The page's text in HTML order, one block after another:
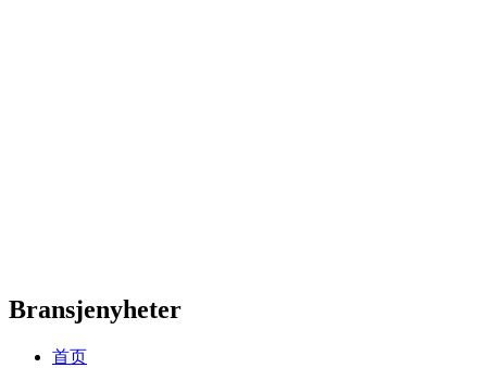
Bransjenyheter
首页